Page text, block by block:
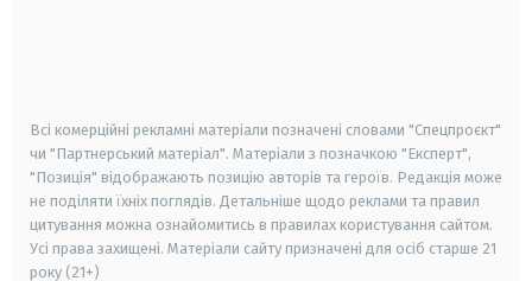
Всі комерційні рекламні матеріали позначені словами "Спецпроєкт"
чи "Партнерський матеріал". Матеріали з позначкою "Експерт",
"Позиція" відображають позицію авторів та героїв. Редакція може
не поділяти їхніх поглядів. Детальніше щодо реклами та правил
цитування можна ознайомитись в правилах користування сайтом.
Усі права захищені. Матеріали сайту призначені для осіб старше 21
року (21+)